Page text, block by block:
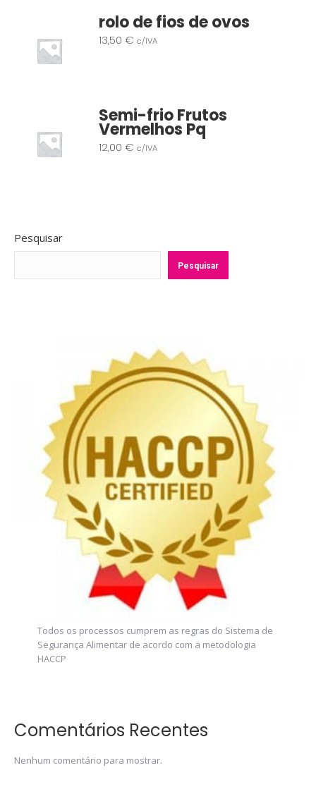
rolo de fios de ovos
13,50 € c/IVA
Semi-frio Frutos
Vermelhos Pq
12,00 € c/IVA
Pesquisar
Pesquisar
Todos os processos cumprem as regras do Sistema de
Segurança Alimentar de acordo com a metodologia
HACCP
Comentários Recentes
Nenhum comentário para mostrar.